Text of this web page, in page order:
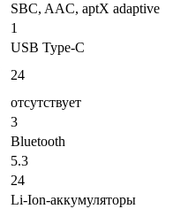
SBC, AAC, aptX adaptive
1
USB Type-C
24
отсутствует
3
Bluetooth
5.3
24
Li-Ion-аккумуляторы